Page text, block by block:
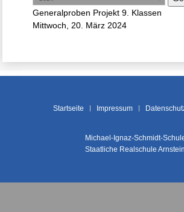
Generalproben Projekt 9. Klassen
Mittwoch, 20. März 2024
Startseite Impressum
Michael-Ignaz-Schmidt-
Staatliche Realschule Arnstein